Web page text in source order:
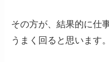
その方が、結果的に仕
うまく回ると思います。